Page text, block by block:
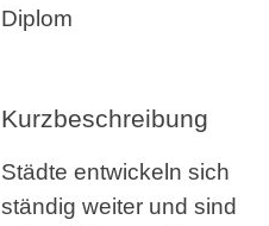
Diplom
Kurzbeschreibung
Städte entwickeln sich
ständig weiter und sind